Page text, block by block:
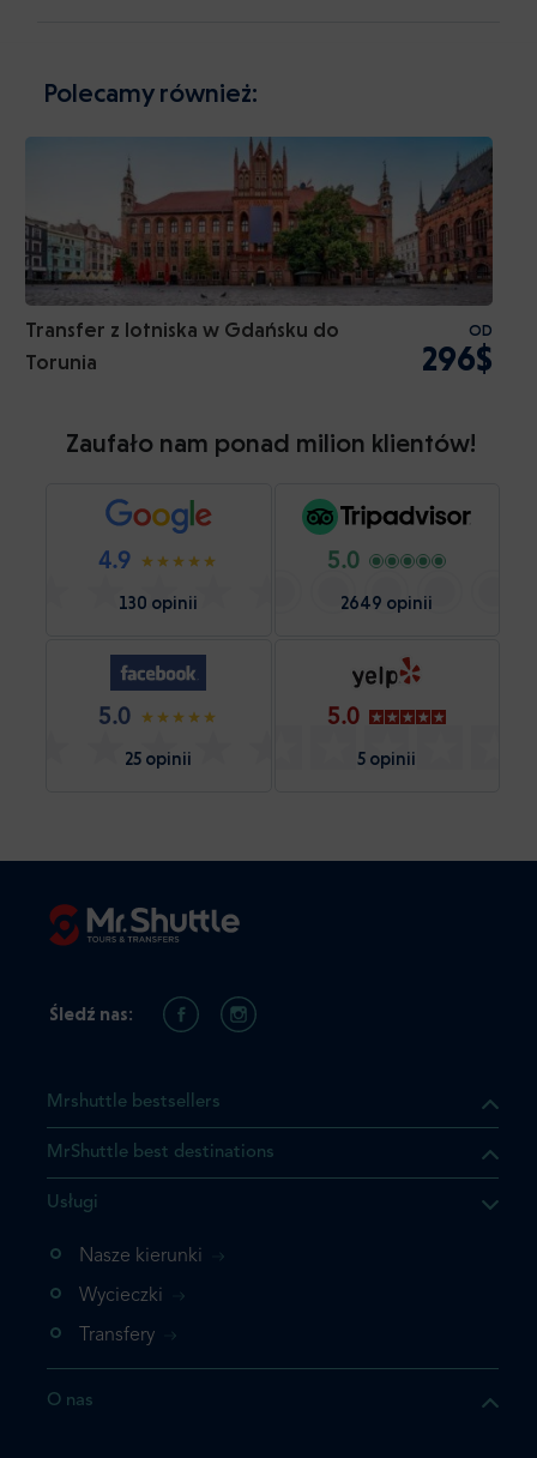
Polecamy również:
Transfer z lotniska w Gdańsku do
Torunia
OD
296$
Zaufało nam ponad milion klientów!
4.9
130 opinii
5.0
2649 opinii
5.0
25 opinii
5.0
5 opinii
którego szukasz jest już
nie chcesz dodawać go
Mrshuttle bestsellers
MrShuttle best destinations
Usługi
Nasze kierunki
Wycieczki
Transfery
O nas
Śledź nas: